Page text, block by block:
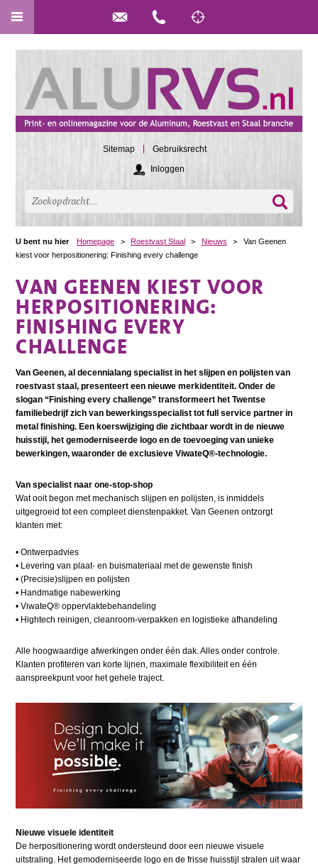
Sitemap
Gebruiksrecht
Inloggen
U bent nu hier Homepage > Roestvast Staal > Nieuws >
Van Geenen
kiest voor herpositionering: Finishing every challenge
VAN GEENEN KIEST VOOR
HERPOSITIONERING:
FINISHING EVERY
CHALLENGE
Van Geenen, al decennialang specialist in het slijpen en polijsten van
roestvast staal, presenteert een nieuwe merkidentiteit. Onder de
slogan “Finishing every challenge” transformeert het Twentse
familiebedrijf zich van bewerkingsspecialist tot full service partner in
metal finishing. Een koerswijziging die zichtbaar wordt in de nieuwe
huisstijl, het gemoderniseerde logo en de toevoeging van unieke
bewerkingen, waaronder de exclusieve ViwateQ®-technologie.
Van specialist naar one-stop-shop
Wat ooit begon met mechanisch slijpen en polijsten, is inmiddels
uitgegroeid tot een compleet dienstenpakket. Van Geenen ontzorgt
klanten met:
•​ Ontwerpadvies
•​ Levering van plaat- en buismateriaal met de gewenste finish
• ​(Precisie)slijpen en polijsten
•​ Handmatige nabewerking
•​ ViwateQ® oppervlaktebehandeling
•​ Hightech reinigen, cleanroom-verpakken en logistieke afhandeling
Alle hoogwaardige afwerkingen onder één dak. Alles onder controle.
Klanten profiteren van korte lijnen, maximale flexibiliteit en één
aanspreekpunt voor het gehele traject.
Nieuwe visuele identiteit
De herpositionering wordt ondersteund door een nieuwe visuele
uitstraling. Het gemoderniseerde logo en de frisse huisstijl stralen uit waar